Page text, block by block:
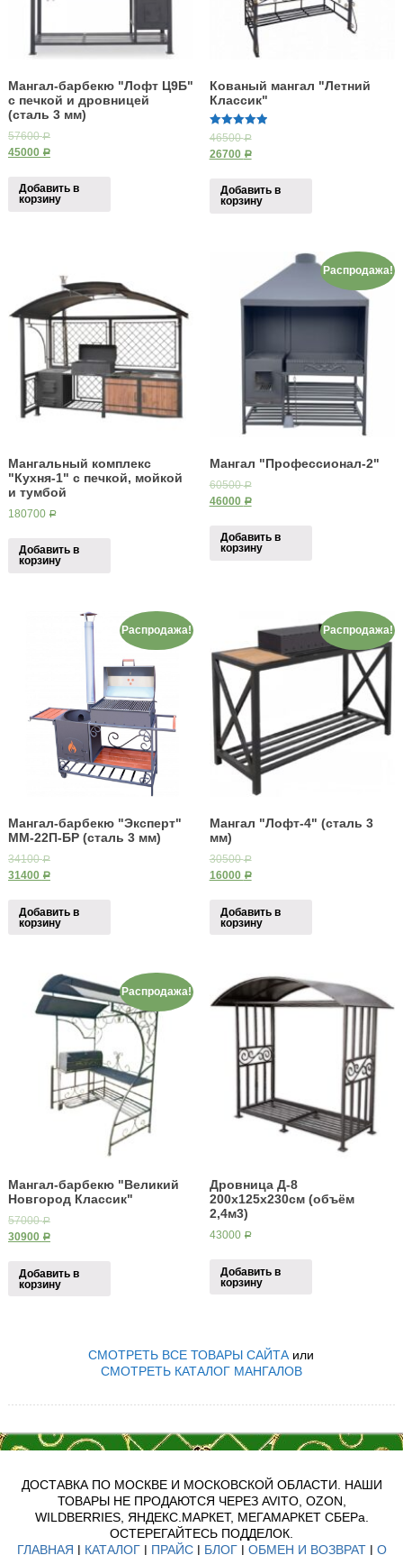
Мангал-барбекю "Лофт Ц9Б"
с печкой и дровницей
(сталь 3 мм)
57600Р
45000 Р
Добавить в
корзину
Кованый мангал "Летний
Классик"
5.00
46500Р
26700 Р
Добавить в
корзину
Мангальный комплекс
"Кухня-1" с печкой, мойкой
и тумбой
180700 Р
Добавить в
корзину
Распродажа!
Мангал "Профессионал-2"
60500Р
46000 Р
Добавить в
корзину
Распродажа!
Мангал-барбекю "Эксперт"
ММ-22П-БР (сталь 3 мм)
34100Р
31400 Р
Добавить в
корзину
Распродажа!
Мангал "Лофт-4" (сталь 3
мм)
30500Р
16000 Р
Добавить в
корзину
Распродажа!
Мангал-барбекю "Великий
Новгород Классик"
57000Р
30900 Р
Добавить в
корзину
Дровница Д-8
200х125х230см (объём
2,4м3)
43000 Р
Добавить в
корзину
СМОТРЕТЬ ВСЕ ТОВАРЫ САЙТА или
СМОТРЕТЬ КАТАЛОГ МАНГАЛОВ
ДОСТАВКА ПО МОСКВЕ И МОСКОВСКОЙ ОБЛАСТИ. НАШИ
ТОВАРЫ НЕ ПРОДАЮТСЯ ЧЕРЕЗ AVITO, OZON,
WILDBERRIES, ЯНДЕКС.МАРКЕТ, МЕГАМАРКЕТ СБЕРа.
ОСТЕРЕГАЙТЕСЬ ПОДДЕЛОК.
ГЛАВНАЯ | КАТАЛОГ| ПРАЙС| БЛОГ| ОБМЕН И ВОЗВРАТ| О